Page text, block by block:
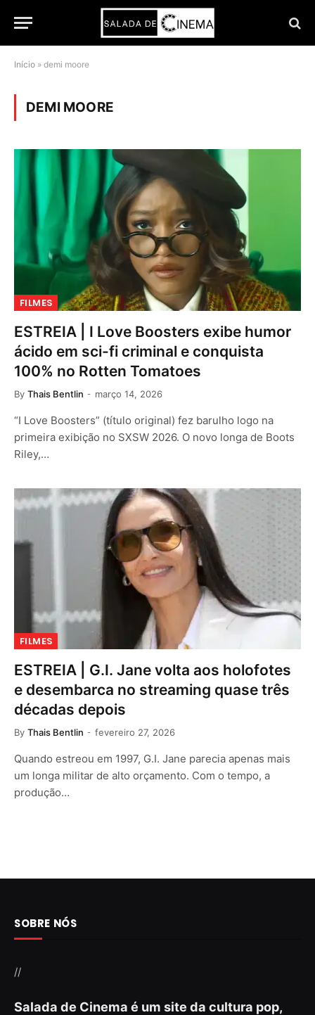
Início » demi moore
DEMI MOORE
FILMES
ESTREIA | I Love Boosters exibe humor
ácido em sci-fi criminal e conquista
100% no Rotten Tomatoes
By Thais Bentlin março 14, 2026
“I Love Boosters” (título original) fez barulho logo na
primeira exibição no SXSW 2026. O novo longa de Boots
Riley,…
FILMES
ESTREIA | G.I. Jane volta aos holofotes
e desembarca no streaming quase três
décadas depois
By Thais Bentlin fevereiro 27, 2026
Quando estreou em 1997, G.I. Jane parecia apenas mais
um longa militar de alto orçamento. Com o tempo, a
produção…
SOBRE NÓS
//
Salada de Cinema é um site da cultura pop,